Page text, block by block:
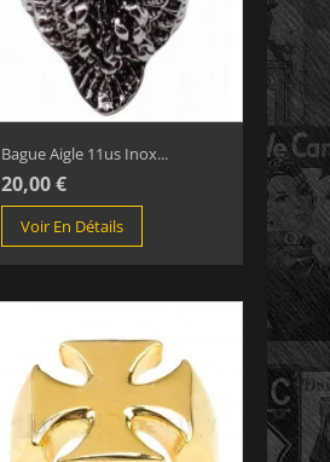
Bague Aigle 11us Inox...
20,00 €
Voir En Détails